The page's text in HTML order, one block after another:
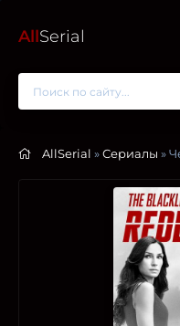
AllSerial
AllSerial »Сериалы »